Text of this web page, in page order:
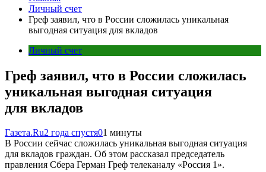
Личный счет
Греф заявил, что в России сложилась уникальная
выгодная ситуация для вкладов
Личный счет
Греф заявил, что в России сложилась
уникальная выгодная ситуация
для вкладов
Газета.Ru2 года спустя01 минуты
В России сейчас сложилась уникальная выгодная ситуация
для вкладов граждан. Об этом рассказал председатель
правления Сбера Герман Греф телеканалу «Россия 1».